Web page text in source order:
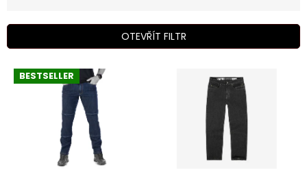
í
r
o
d
OTEVŘÍT FILTR
V BESTSELLER